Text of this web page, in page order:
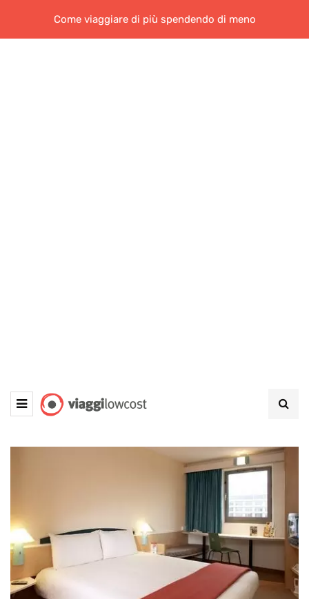
Come viaggiare di più spendendo di meno